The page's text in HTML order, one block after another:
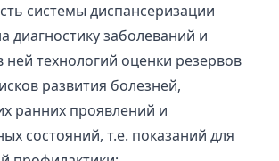
системы диспансеризации
диагностику заболеваний и
ней технологий оценки резервов
развития болезней,
ранних проявлений и
состояний, т.е. показаний для